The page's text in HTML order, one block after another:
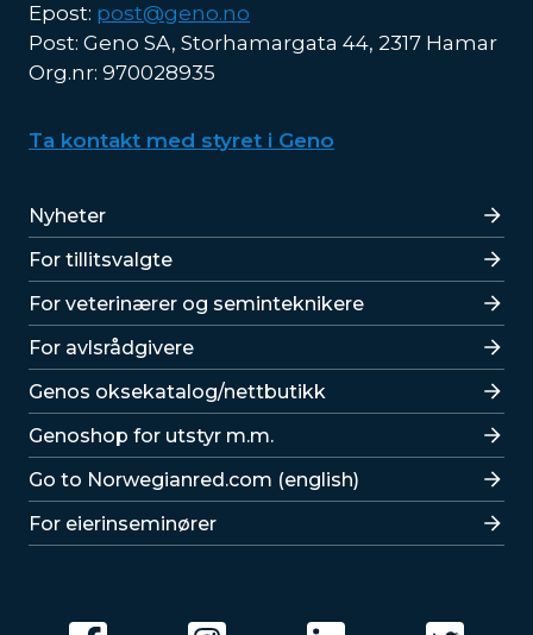
Epost: post@geno.no
Post: Geno SA, Storhamargata 44, 2317 Hamar
Org.nr: 970028935
Ta kontakt med styret i Geno
Lenker
Nyheter
For tillitsvalgte
For veterinærer og seminteknikere
For avlsrådgivere
Lenker
Genos oksekatalog/nettbutikk
Genoshop for utstyr m.m.
Go to Norwegianred.com (english)
For eierinseminører